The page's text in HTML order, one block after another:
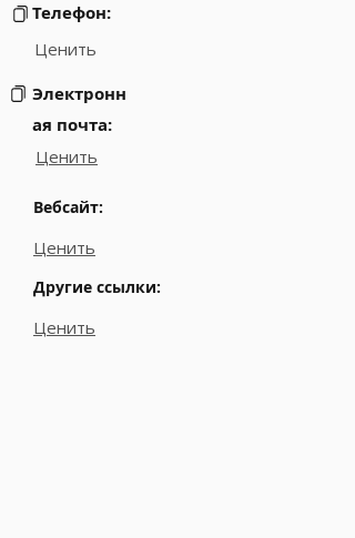
Телефон:
Ценить
Электронн
ая почта:
Ценить
Вебсайт:
Ценить
Другие ссылки:
Ценить